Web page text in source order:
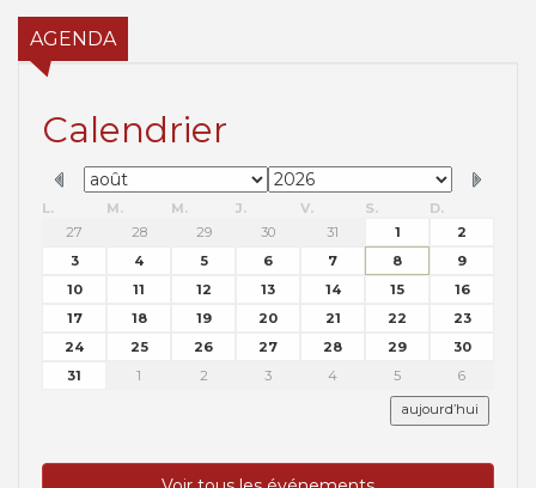
AGENDA
Calendrier
L. M. M. J. V. S.
D.
27
28 29 30 31 1
2
3
4 5 6 7 8
9
10
11 12 13 14 15
16
17
18 19 20 21 22
23
24
25 26 27 28 29
30
31
1 2 3 4 5 6
aujourd’hui